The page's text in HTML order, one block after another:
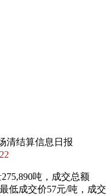
清结算信息日报
吨，成交总额
低成交价57元/吨，成交